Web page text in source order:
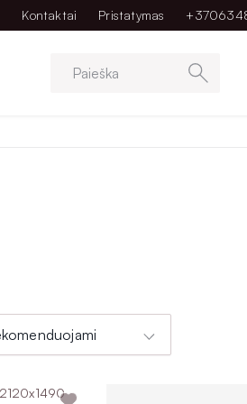
Kontaktai Pristatymas
Paieška
lengvai suderinsite su čiužiniu